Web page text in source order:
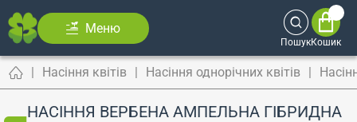
Меню
ПошукКошик
Насіння квітів Насіння однорічних квітів
НАСІННЯ ВЕРБЕНА АМПЕЛЬНА ГІБРИДНА